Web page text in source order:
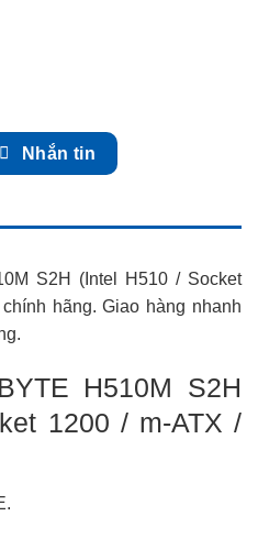
Nhắn tin
S2H (Intel H510 / Socket
hãng. Giao hàng nhanh
H510M S2H
1200 / m-ATX /
.